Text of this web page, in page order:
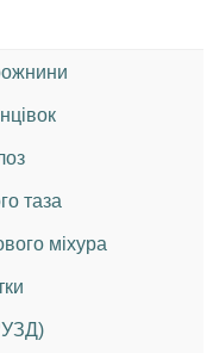
таза
міхура